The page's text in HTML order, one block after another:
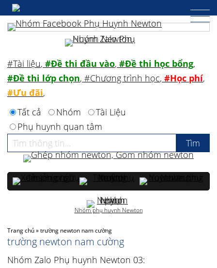
Trang chủ»trường newton nam cường
trường newton nam cường
Nhóm Zalo Phụ huynh Newton 03:
#Tài liệu, #Đề thi đầu vào, #Đề thi học bổng,
#Đề thi lớp chọn, #Chương trình học, #Học phí,
#Ưu đãi,
Tất cả
Nhóm
Tài Liệu
Phụ huynh quan tâm
Nhóm phụ huynh Newton